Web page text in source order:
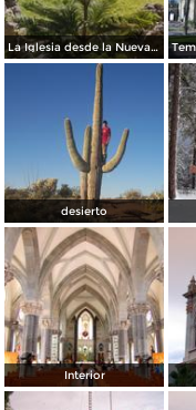
La Iglesia desde la Nueva Plaza
desierto
Interior